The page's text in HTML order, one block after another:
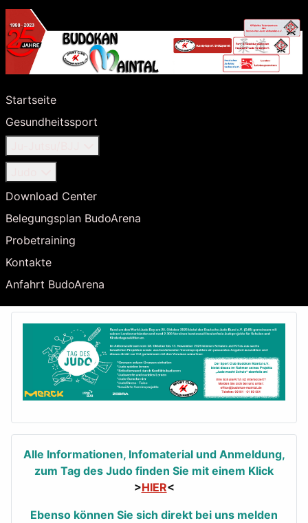
Startseite
Gesundheitssport
Download Center
Belegungsplan BudoArena
Probetraining
Kontakte
Anfahrt BudoArena
Alle Informationen, Infomaterial und Anmeldung,
zum Tag des Judo finden Sie mit einem Klick
>HIER<
Ebenso können Sie sich direkt bei uns melden